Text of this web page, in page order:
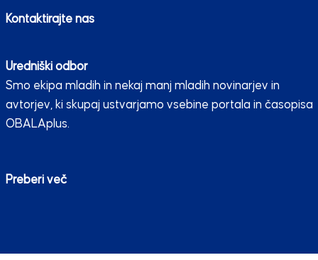
Kontaktirajte nas
Uredniški odbor
Smo ekipa mladih in nekaj manj mladih novinarjev in
avtorjev, ki skupaj ustvarjamo vsebine portala in časopisa
OBALAplus.
Preberi več